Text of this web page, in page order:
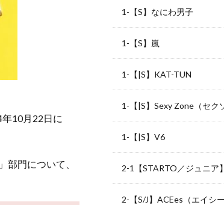
10月22日に
門について、
1-【S】なにわ男子
1-【S】嵐
1-【|S】KAT-TUN
1-【|S】Sexy Zone（セク
1-【|S】V6
2-1【STARTO／ジュニア
2-【S/J】ACEes（エイシー